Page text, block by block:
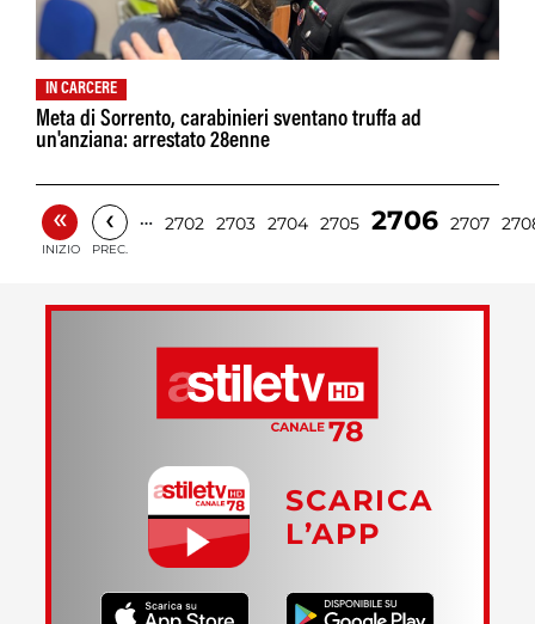
IN CARCERE
Meta di Sorrento, carabinieri sventano truffa ad
un'anziana: arrestato 28enne
«
INIZIO
‹
PREC.
… 2702 2703 2704 2705 2706 2707
SCARICA
L’APP